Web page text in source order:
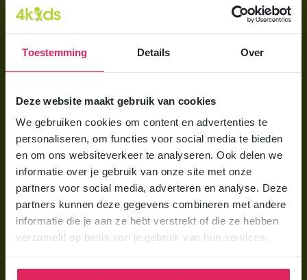
Toestemming Details Over
Deze website maakt gebruik van cookies
We gebruiken cookies om content en advertenties te
personaliseren, om functies voor social media te bieden
en om ons websiteverkeer te analyseren. Ook delen we
informatie over je gebruik van onze site met onze
partners voor social media, adverteren en analyse. Deze
partners kunnen deze gegevens combineren met andere
informatie die je aan ze hebt verstrekt of die ze hebben
verzameld op basis van je gebruik van hun services.
Direct regelen
Aanmelden bij 4Kids
Brochure aanvragen
Voor ouders
Wat is gastouderopvang?
Wat kost een gastouder?
Hoe vind ik een gastouder?
Voor gastouders